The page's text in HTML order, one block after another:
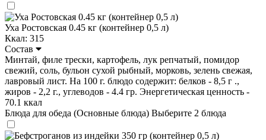
Уха Ростовская 0.45 кг (контейнер 0,5 л)
Ккал: 315
Состав
Минтай, филе трески, картофель, лук репчатый, помидор
свежий, соль, бульон сухой рыбный, морковь, зелень свежая,
лавровый лист. На 100 г. блюдо содержит: белков - 8,5 г .,
жиров - 2,2 г., углеводов - 4.4 гр. Энергетическая ценность -
70.1 ккал
Блюда для обеда (Основные блюда) Выберите 2 блюда